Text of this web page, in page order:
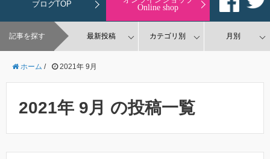
ブログTOP
Online shop
記事を探す 最新投稿 カテゴリ別 月別
ホーム / 2021年 9月
2021年 9月 の投稿一覧